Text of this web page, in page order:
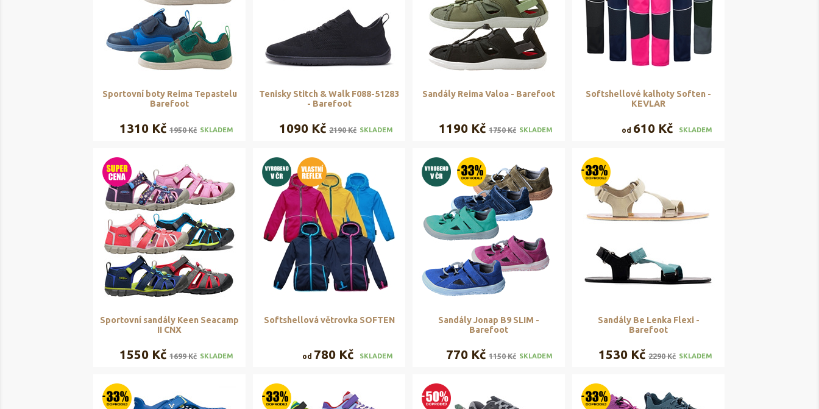
Sportovní boty Reima Tepastelu
Barefoot
1310 Kč 1950 Kč SKLADEM
Tenisky Stitch & Walk F088-51283
- Barefoot
1090 Kč 2190 Kč SKLADEM
Sandály Reima Valoa - Barefoot
1190 Kč 1750 Kč SKLADEM
Softshellové kalhoty Soften -
KEVLAR
od 610 Kč SKLADEM
Sportovní sandály Keen Seacamp
II CNX
1550 Kč 1699 Kč SKLADEM
Softshellová větrovka SOFTEN
od 780 Kč SKLADEM
Sandály Jonap B9 SLIM -
Barefoot
770 Kč 1150 Kč SKLADEM
Sandály Be Lenka Flexi -
Barefoot
1530 Kč 2290 Kč SKLADEM